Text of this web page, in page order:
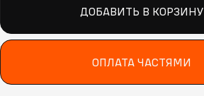
ДОБАВИТЬ В КОРЗИНУ
ОПЛАТА ЧАСТЯМИ